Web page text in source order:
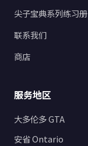
尖子宝典系列练习册
联系我们
商店
服务地区
大多伦多 GTA
安省 Ontario